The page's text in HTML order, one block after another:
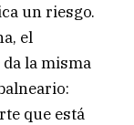
un riesgo.
el
la misma
que está